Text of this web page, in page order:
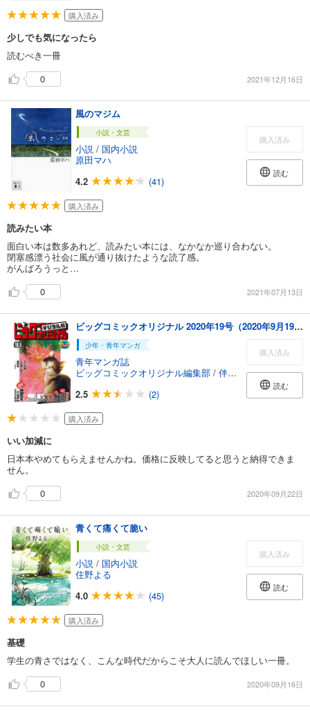
購入済み
少しでも気になったら
読むべき一冊
0
2021年12月16日
風のマジム
小説・文芸
小説 / 国内小説
原田マハ
4.2
(41)
購入済み
読む
購入済み
読みたい本
面白い本は数多あれど、読みたい本には、なかなか巡り合わない。
閉塞感漂う社会に風が通り抜けたような読了感。
がんばろうっと…
0
2021年07月13日
ビッグコミックオリジナル 2020年19号（2020年9月19日発売)
少年・青年マンガ
青年マンガ誌
ビッグコミックオリジナル編集部 / 伴茶彰 /はしもとみ
2.5
(2)
購入済み
読む
購入済み
いい加減に
日本本やめてもらえませんかね。価格に反映してると思うと納得できま
せん。
0
2020年09月22日
青くて痛くて脆い
小説・文芸
小説 / 国内小説
住野よる
4.0
(45)
購入済み
読む
購入済み
基礎
学生の青さではなく、こんな時代だからこそ大人に読んでほしい一冊。
0
2020年09月16日